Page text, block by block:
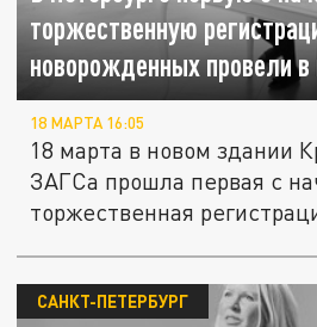
торжественную
новорожденных провели
18 МАРТА 16:05
18 марта в новом здании
ЗАГСа прошла первая с
торжественная
САНКТ-ПЕТЕРБУРГ